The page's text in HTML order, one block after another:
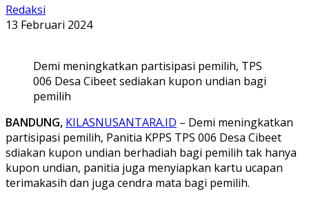
Redaksi
13 Februari 2024
Demi meningkatkan partisipasi pemilih, TPS
006 Desa Cibeet sediakan kupon undian bagi
pemilih
BANDUNG, KILASNUSANTARA.ID – Demi meningkatkan
partisipasi pemilih, Panitia KPPS TPS 006 Desa Cibeet
sdiakan kupon undian berhadiah bagi pemilih tak hanya
kupon undian, panitia juga menyiapkan kartu ucapan
terimakasih dan juga cendra mata bagi pemilih.